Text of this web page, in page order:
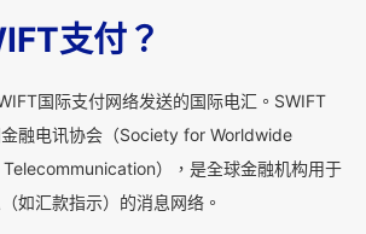
支付？
国际支付网络发送的国际电汇。SWIFT
融电讯协会（Society for Worldwide
），是全球金融机构用于
如汇款指示）的消息网络。